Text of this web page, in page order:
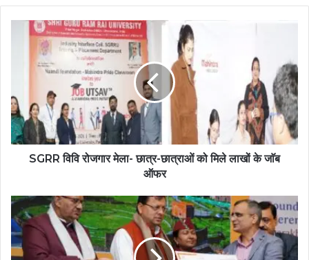
SGRR विवि रोजगार मेला- छात्र-छात्राओं को मिले लाखों के जाॅब
ऑफर